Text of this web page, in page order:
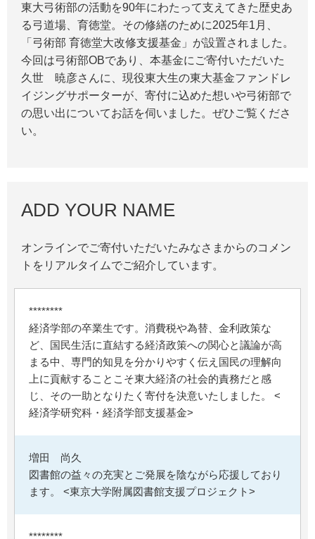
東大弓術部の活動を90年にわたって支えてきた歴史あ
る弓道場、育徳堂。その修繕のために2025年1月、
「弓術部 育徳堂大改修支援基金」が設置されました。
今回は弓術部OBであり、本基金にご寄付いただいた
久世 暁彦さんに、現役東大生の東大基金ファンドレ
イジングサポーターが、寄付に込めた想いや弓術部で
の思い出についてお話を伺いました。ぜひご覧くださ
い。
ADD YOUR NAME
オンラインでご寄付いただいたみなさまからのコメン
トをリアルタイムでご紹介しています。
********
経済学部の卒業生です。消費税や為替、金利政策な
ど、国民生活に直結する経済政策への関心と議論が高
まる中、専門的知見を分かりやすく伝え国民の理解向
上に貢献することこそ東大経済の社会的責務だと感
じ、その一助となりたく寄付を決意いたしました。 <
経済学研究科・経済学部支援基金>
増田 尚久
図書館の益々の充実とご発展を陰ながら応援しており
ます。 <東京大学附属図書館支援プロジェクト>
********